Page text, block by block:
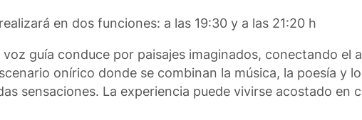
en dos funciones: a las 19:30 y a las 21:20 h
voz guía conduce por paisajes imaginados, conectando el
onírico donde se combinan la música, la poesía y
sensaciones. La experiencia puede vivirse acostado en